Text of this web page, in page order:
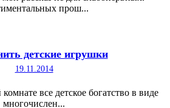
прош...
детские игрушки
19.11.2014
все детское богатство в виде
многочислен...